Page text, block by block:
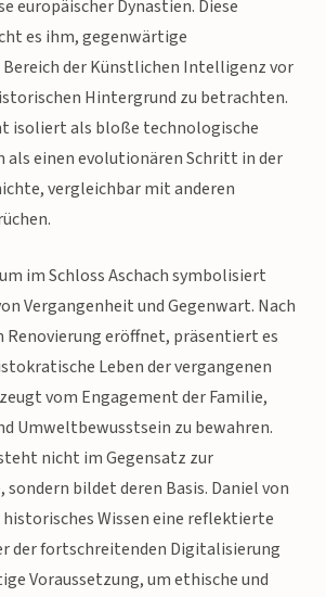
europäischer Dynastien. Diese
es ihm, gegenwärtige
der Künstlichen Intelligenz vor
Hintergrund zu betrachten.
isoliert als bloße technologische
als einen evolutionären Schritt in der
vergleichbar mit anderen
im Schloss Aschach symbolisiert
Vergangenheit und Gegenwart. Nach
Renovierung eröffnet, präsentiert es
Leben der vergangenen
vom Engagement der Familie,
Umweltbewusstsein zu bewahren.
nicht im Gegensatz zur
bildet deren Basis. Daniel von
Wissen eine reflektierte
der fortschreitenden Digitalisierung
Voraussetzung, um ethische und